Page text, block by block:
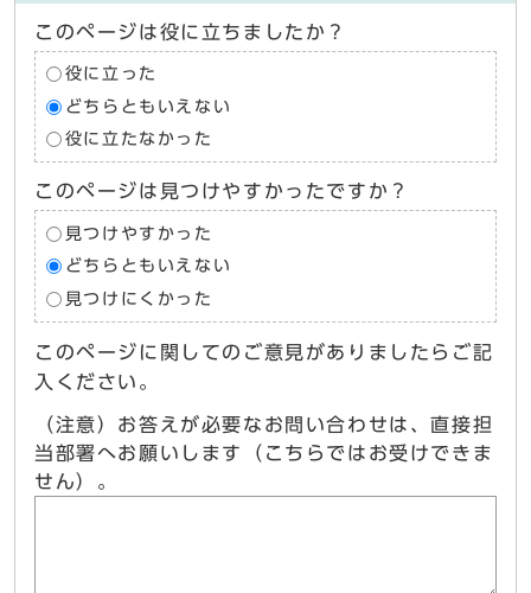
このページは役に立ちましたか？
役に立った
どちらともいえない
役に立たなかった
このページは見つけやすかったですか？
見つけやすかった
どちらともいえない
見つけにくかった
このページに関してのご意見がありましたらご記
入ください。
（注意）お答えが必要なお問い合わせは、直接担
当部署へお願いします（こちらではお受けできま
せん）。